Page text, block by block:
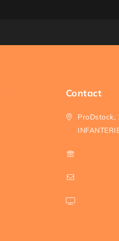
Contact
ProDstock,